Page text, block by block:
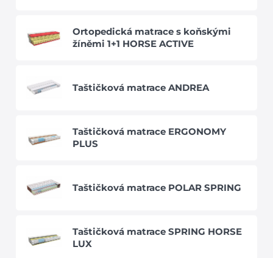
Ortopedická matrace s koňskými
žíněmi 1+1 HORSE ACTIVE
Taštičková matrace ANDREA
Taštičková matrace ERGONOMY
PLUS
Taštičková matrace POLAR SPRING
Taštičková matrace SPRING HORSE
LUX